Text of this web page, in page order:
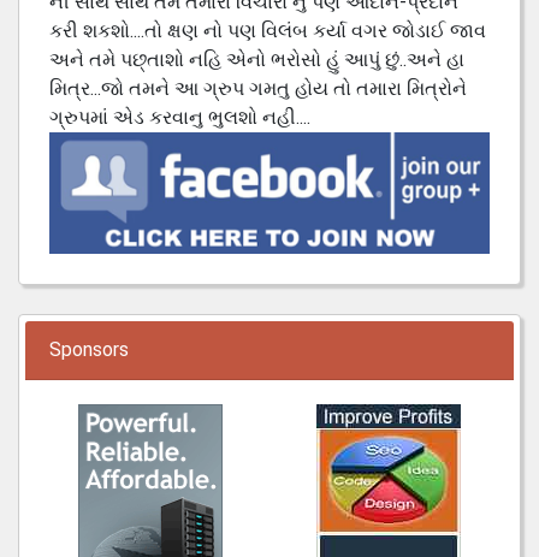
કરી શકશો....તો ક્ષણ નો પણ વિલંબ કર્યા વગર જોડાઈ જાવ
અને તમે પછ્તાશો નહિ એનો ભરોસો હું આપું છું..અને હા
મિત્ર...જો તમને આ ગ્રુપ ગમતુ હોય તો તમારા મિત્રોને
ગ્રુપમાં એડ કરવાનુ ભુલશો નહી....
Sponsors